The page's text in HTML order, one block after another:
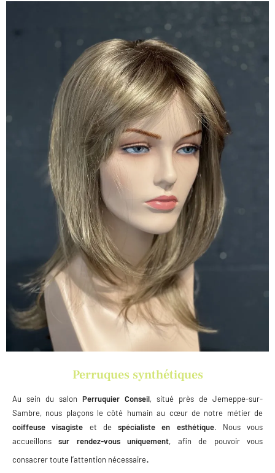
Perruques synthétiques
Au sein du salon Perruquier Conseil, situé près de Jemeppe-sur-
Sambre, nous plaçons le côté humain au cœur de notre métier de
coiffeuse visagiste et de spécialiste en esthétique. Nous vous
accueillonssur rendez-vousuniquement, afin de pouvoir vous
consacrer toute l’attention nécessaire.